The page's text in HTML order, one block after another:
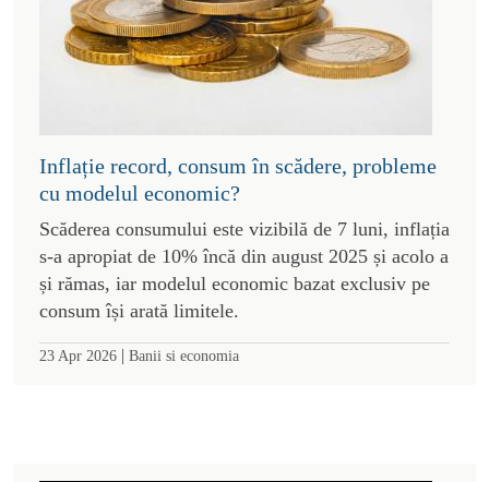
Inflație record, consum în scădere, probleme
cu modelul economic?
Scăderea consumului este vizibilă de 7 luni, inflația
s-a apropiat de 10% încă din august 2025 și acolo a
și rămas, iar modelul economic bazat exclusiv pe
consum își arată limitele.
23 Apr 2026 | Banii si economia